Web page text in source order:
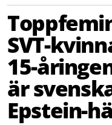
SVT-
15-
är
Epstein-